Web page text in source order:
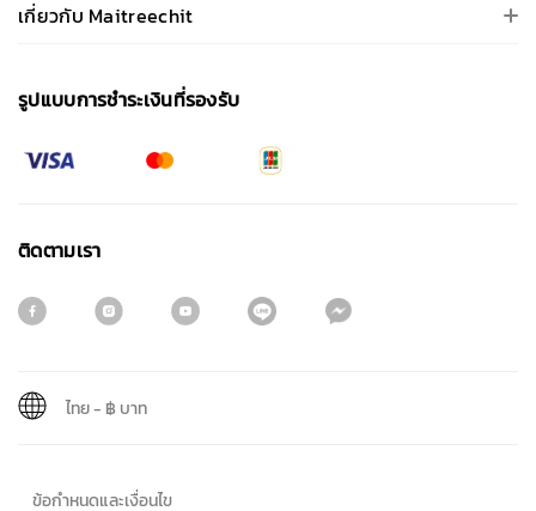
เกี่ยวกับ Maitreechit
รูปแบบการชําระเงินที่รองรับ
ติดตามเรา
ข้อกำหนดและเงื่อนไข
ไทย- ฿ บาท
ชื่อ